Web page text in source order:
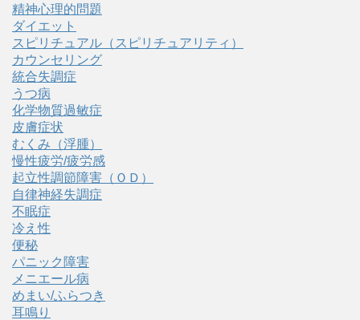
精神心理的問題
ダイエット
スピリチュアル（スピリチュアリティ）
カウンセリング
統合失調症
うつ病
化学物質過敏症
皮膚症状
むくみ（浮腫）
慢性疲労/疲労感
起立性調節障害（ＯＤ）
自律神経失調症
不眠症
冷え性
便秘
パニック障害
メニエール病
めまい/ふらつき
耳鳴り